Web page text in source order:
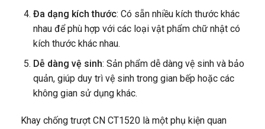
Đa dạng kích thước: Có sẵn nhiều kích thước khác
nhau để phù hợp với các loại vật phẩm chữ nhật có
kích thước khác nhau.
Dễ dàng vệ sinh: Sản phẩm dễ dàng vệ sinh và bảo
quản, giúp duy trì vệ sinh trong gian bếp hoặc các
không gian sử dụng khác.
Khay chống trượt CN CT1520 là một phụ kiện quan